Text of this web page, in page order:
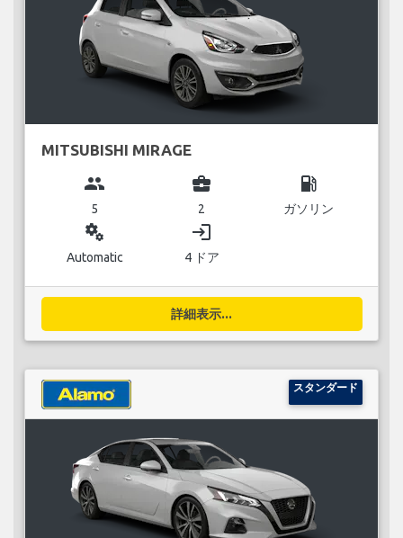
MITSUBISHI MIRAGE
group
5
business_center
2
local_gas_station
ガソリン
miscellaneous_services
Automatic
login
4 ドア
詳細表示...
スタンダード